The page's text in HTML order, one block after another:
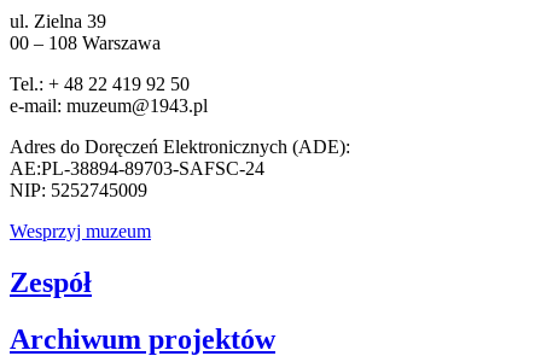
ul. Zielna 39
00 – 108 Warszawa
Tel.: + 48 22 419 92 50
e-mail: muzeum@1943.pl
Adres do Doręczeń Elektronicznych (ADE):
AE:PL-38894-89703-SAFSC-24
NIP: 5252745009
Wesprzyj muzeum
Zespół
Archiwum projektów